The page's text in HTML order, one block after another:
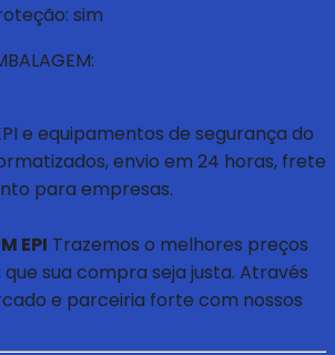
sim
e equipamentos de segurança do
envio em 24 horas, frete
para empresas.
EPI Trazemos o melhores preços
sua compra seja justa. Através
e parceiria forte com nossos